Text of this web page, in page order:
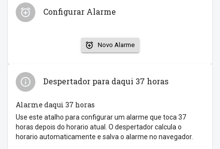
Configurar Alarme
Novo Alarme
Despertador para daqui 37 horas
Alarme daqui 37 horas
Use este atalho para configurar um alarme que toca 37
horas depois do horario atual. O despertador calcula o
horario automaticamente e salva o alarme no navegador.